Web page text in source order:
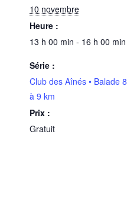
10 novembre
Heure :
13 h 00 min - 16 h 00 min
Série :
Club des Aînés • Balade 8
à 9 km
Prix :
Gratuit